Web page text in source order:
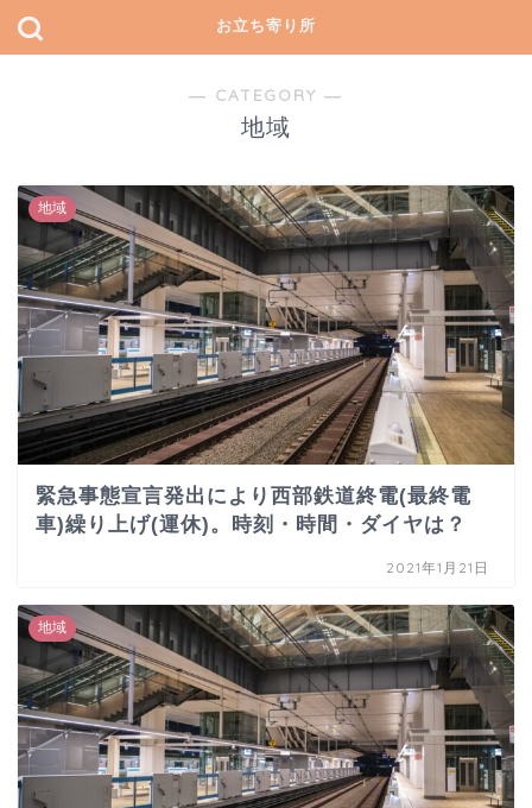
お立ち寄り所
― CATEGORY ―
地域
地域
緊急事態宣言発出により西部鉄道終電(最終電
車)繰り上げ(運休)。時刻・時間・ダイヤは？
2021年1月21日
地域